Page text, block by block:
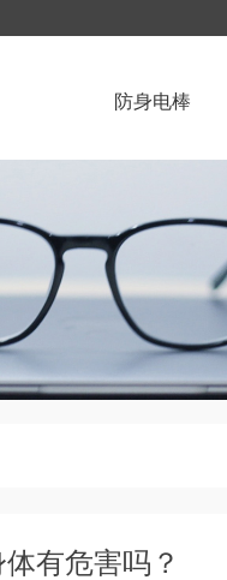
防身电棒
有危害吗？